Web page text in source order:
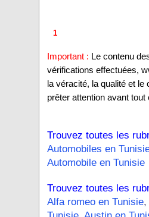
1
Important : Le contenu
vérifications effectuées,
la véracité, la qualité et
prêter attention avant tout
Trouvez toutes les
Automobiles en
Automobile en Tunisie
Trouvez toutes les
Alfa romeo en Tunisie,